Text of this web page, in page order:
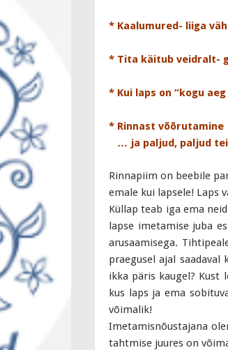
* Kaalumured- liiga
* Tita käitub veidralt-
* Kui laps on “kogu
* Rinnast võõrutamine
… ja paljud, paljud
Rinnapiim on beebile
emale kui lapsele! Laps
Küllap teab iga ema
lapse imetamise juba
arusaamisega.
praegusel ajal
ikka päris kaugel? Kust
kus laps ja ema
võimalik!
Imetamisnõustajana
tahtmise juures on